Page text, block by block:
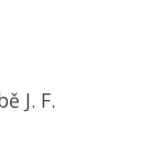
J. F.